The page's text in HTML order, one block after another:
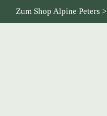
Zum Shop Alpine Peters >